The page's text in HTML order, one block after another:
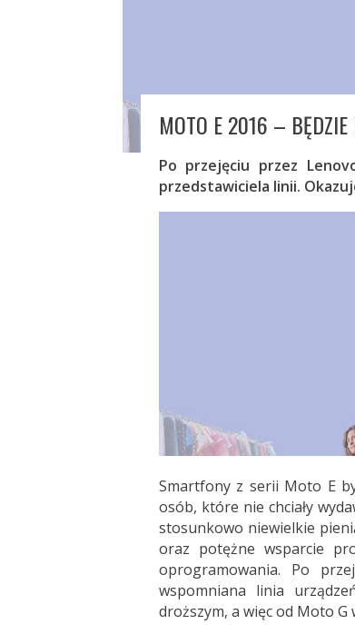
MOTO E 2016 – BĘDZIE
Po przejęciu przez
przedstawiciela linii.
Smartfony z serii Moto E
osób, które nie chciały
stosunkowo niewielkie
oraz potężne wsparcie
oprogramowania. Po
wspomniana linia
droższym, a więc od Moto G